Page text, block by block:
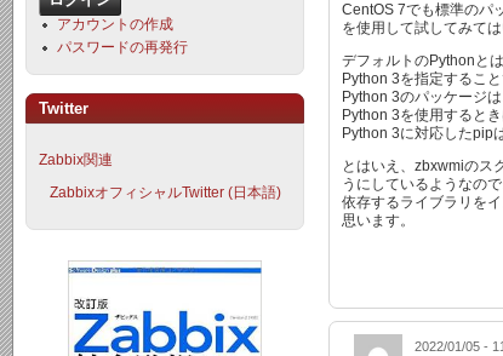
CentOS 7でも標準のパ
を使用して試してみて
デフォルトのPythonと
Python 3を指定するこ
Python 3のパッケージ
Python 3を使用すると
Python 3に対応したpip
とはいえ、zbxwmiのス
うにしているようなの
依存するライブラリを
思います。
2022/01/05 -
アカウントの作成
パスワードの再発行
Twitter
Zabbix関連
ZabbixオフィシャルTwitter (日本語)